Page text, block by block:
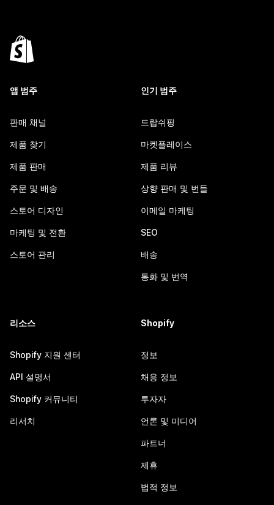
앱 범주
판매 채널
제품 찾기
제품 판매
주문 및 배송
스토어 디자인
마케팅 및 전환
스토어 관리
인기 범주
드랍쉬핑
마켓플레이스
제품 리뷰
상향 판매 및 번들
이메일 마케팅
SEO
배송
통화 및 번역
리소스
Shopify 지원 센터
API 설명서
Shopify 커뮤니티
리서치
Shopify
정보
채용 정보
투자자
언론 및 미디어
파트너
제휴
법적 정보